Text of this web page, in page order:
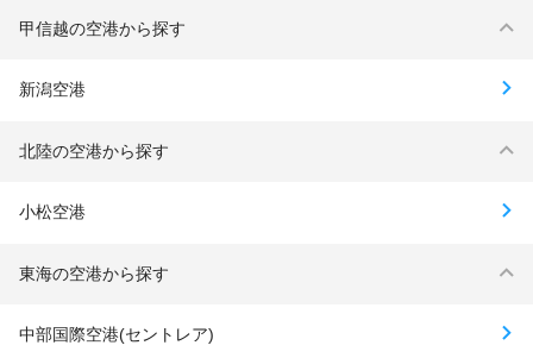
甲信越の空港から探す
新潟空港
北陸の空港から探す
小松空港
東海の空港から探す
中部国際空港(セントレア)